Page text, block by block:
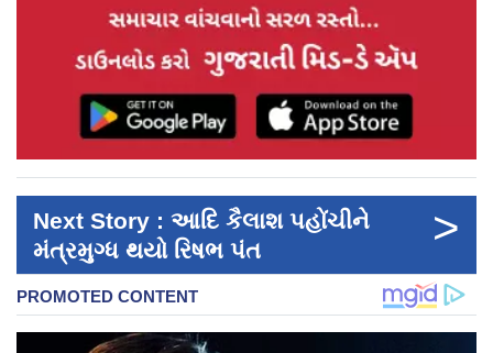
Next Story : આદિ કૈલાશ પહોંચીને
મંત્રમુગ્ધ થયો રિષભ પંત
>